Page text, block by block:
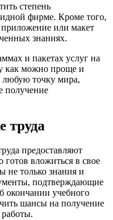
степень
фирме. Кроме того,
приложение или макет
знаниях.
и пакетах услуг на
как можно проще и
любую точку мира,
получение
труда
предоставляют
готов вложиться в свое
не только знания и
подтверждающие
окончании учебного
шансы на получение